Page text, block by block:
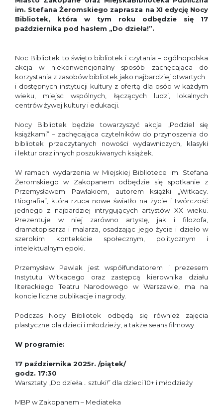
im. Stefana Żeromskiego zaprasza na XI edycję Nocy
Bibliotek, która w tym roku odbędzie się 17
października pod hasłem „Do dzieła!”.
Noc Bibliotek to święto bibliotek i czytania – ogólnopolska
akcja w niekonwencjonalny sposób zachęcająca do
korzystania z zasobów bibliotek jako najbardziej otwartych
i dostępnych instytucji kultury z ofertą dla osób w każdym
wieku, miejsc wspólnych, łączących ludzi, lokalnych
centrów żywej kultury i edukacji.
Nocy Bibliotek będzie towarzyszyć akcja „Podziel się
książkami” – zachęcająca czytelników do przynoszenia do
bibliotek przeczytanych nowości wydawniczych, klasyki
i lektur oraz innych poszukiwanych książek.
W ramach wydarzenia w Miejskiej Bibliotece im. Stefana
Żeromskiego w Zakopanem odbędzie się spotkanie z
Przemysławem Pawlakiem, autorem książki „Witkacy.
Biografia”, która rzuca nowe światło na życie i twórczość
jednego z najbardziej intrygujących artystów XX wieku.
Prezentuje w niej zarówno artystę, jak i filozofa,
dramatopisarza i malarza, osadzając jego życie i dzieło w
szerokim kontekście społecznym, politycznym i
intelektualnym epoki.
Przemysław Pawlak jest współfundatorem i prezesem
Instytutu Witkacego oraz zastępcą kierownika działu
literackiego Teatru Narodowego w Warszawie, ma na
koncie liczne publikacje i nagrody.
Podczas Nocy Bibliotek odbędą się również zajęcia
plastyczne dla dzieci i młodzieży, a także seans filmowy.
W programie:
17 października 2025r. /piątek/
godz. 17:30
Warsztaty „Do dzieła… sztuki!” dla dzieci 10+ i młodzieży
MBP w Zakopanem – Mediateka